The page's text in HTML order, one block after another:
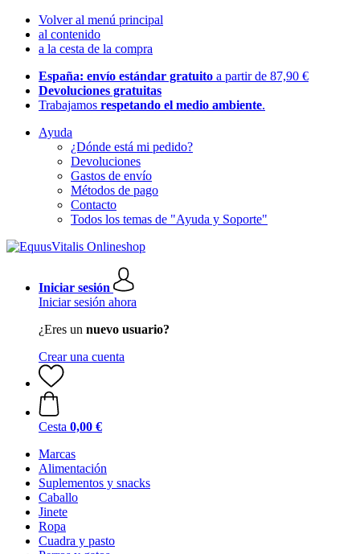
Volver al menú principal
al contenido
a la cesta de la compra
España: envío estándar gratuito a partir de 87,90 €
Devoluciones gratuitas
Trabajamos respetando el medio ambiente.
Ayuda
¿Dónde está mi pedido?
Devoluciones
Gastos de envío
Métodos de pago
Contacto
Todos los temas de "Ayuda y Soporte"
Iniciar sesión
Iniciar sesión ahora
¿Eres un nuevo usuario?
Crear una cuenta
Cesta 0,00 €
Marcas
Alimentación
Suplementos y snacks
Caballo
Jinete
Ropa
Cuadra y pasto